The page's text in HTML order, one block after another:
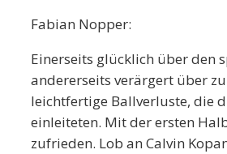
Fabian Nopper:
Einerseits glücklich über den
andererseits verärgert über
leichtfertige Ballverluste, die
einleiteten. Mit der ersten
zufrieden. Lob an Calvin